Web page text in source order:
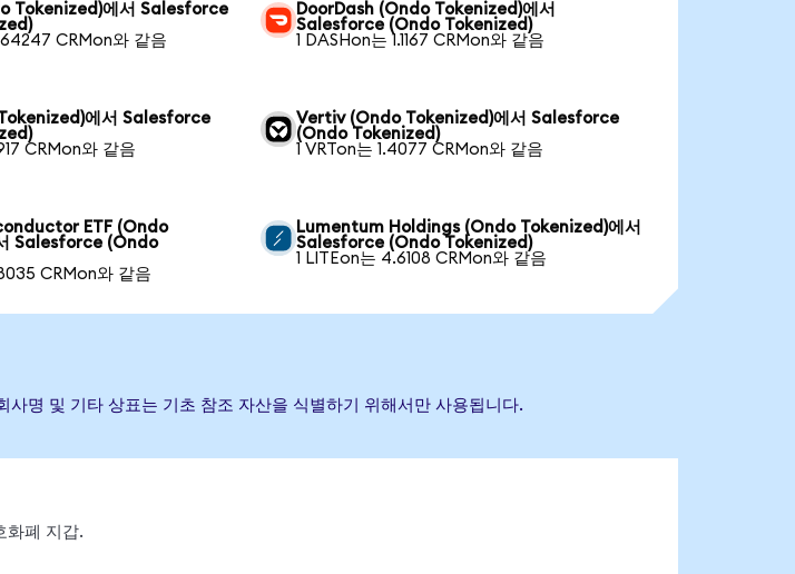
Tokenized)에서 Salesforce
CRMon와 같음
DoorDash (Ondo Tokenized)에서
Salesforce (Ondo Tokenized)
1 DASHon는 1.1167 CRMon와 같음
에서 Salesforce
CRMon와 같음
Vertiv (Ondo Tokenized)에서 Salesforce
(Ondo Tokenized)
1 VRTon는 1.4077 CRMon와 같음
ETF (Ondo
Salesforce (Ondo
CRMon와 같음
Lumentum Holdings (Ondo Tokenized)에서
Salesforce (Ondo Tokenized)
1 LITEon는 4.6108 CRMon와 같음
명 및 기타 상표는 기초 참조 자산을 식별하기 위해서만 사용됩니다.
화폐 지갑.